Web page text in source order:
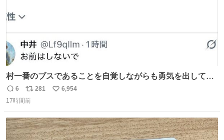
村一番のブスであることを自覚しながらも勇気を出して村
長の息子に恋文を書いたら翌日村の共用井戸に捨てられて
たときの顔になった
返
信
6
リ
ポ
ト
数
281
い
数
6,954
17時間前